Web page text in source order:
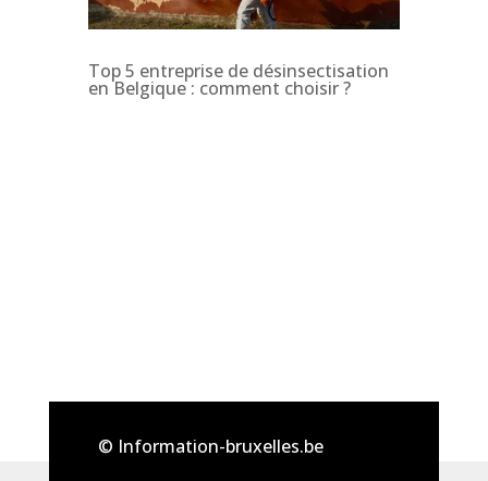
Top 5 entreprise de désinsectisation
en Belgique : comment choisir ?
© Information-bruxelles.be